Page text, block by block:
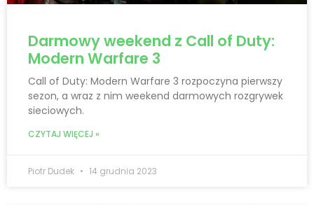
Darmowy weekend z Call of Duty:
Modern Warfare 3
Call of Duty: Modern Warfare 3 rozpoczyna pierwszy
sezon, a wraz z nim weekend darmowych rozgrywek
sieciowych.
CZYTAJ WIĘCEJ »
Piotr Dudek 14 grudnia 2023